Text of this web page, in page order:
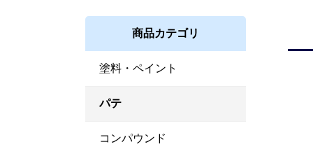
商品カテゴリ
塗料・ペイント
パテ
コンパウンド